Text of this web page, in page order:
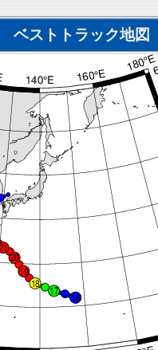
ベストトラック地図